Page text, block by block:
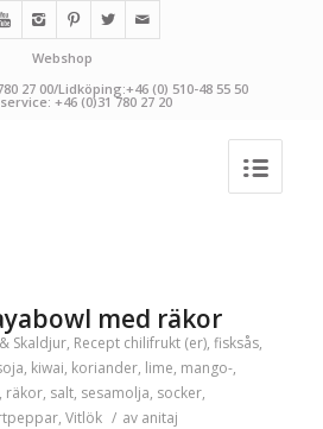
Webshop
27 00/Lidköping:+46 (0) 510-48 55 50
+46 (0)31 780 27 20
med räkor
Skaldjur, Recept chilifrukt (er), fisksås,
, kiwai, koriander, lime, mango-,
, räkor, salt, sesamolja, socker,
, Vitlök / av anitaj